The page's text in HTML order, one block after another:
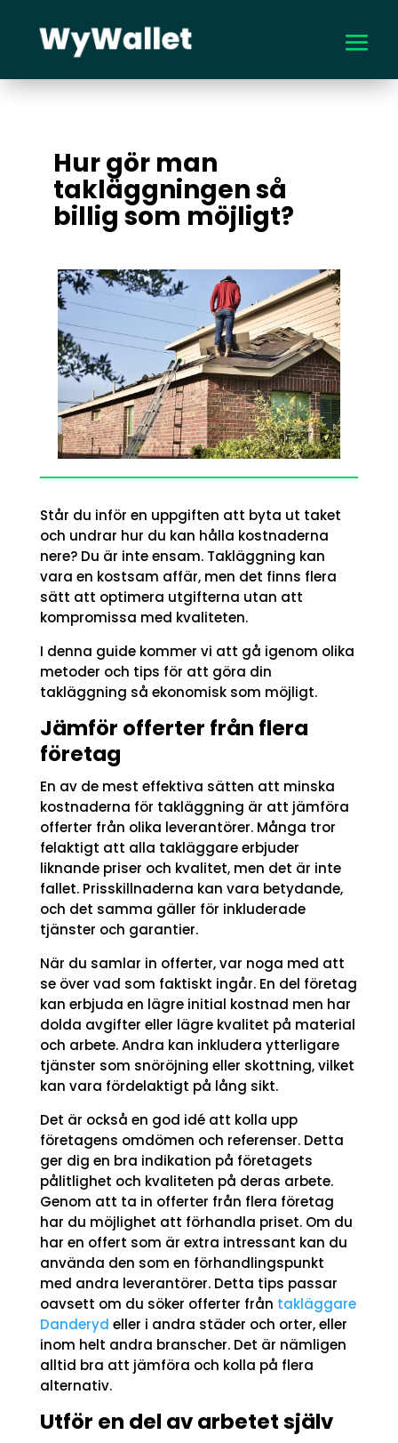
Hur gör man
takläggningen så
billig som möjligt?
Står du inför en uppgiften att byta ut taket
och undrar hur du kan hålla kostnaderna
nere? Du är inte ensam. Takläggning kan
vara en kostsam affär, men det finns flera
sätt att optimera utgifterna utan att
kompromissa med kvaliteten.
I denna guide kommer vi att gå igenom olika
metoder och tips för att göra din
takläggning så ekonomisk som möjligt.
Jämför offerter från flera
företag
En av de mest effektiva sätten att minska
kostnaderna för takläggning är att jämföra
offerter från olika leverantörer. Många tror
felaktigt att alla takläggare erbjuder
liknande priser och kvalitet, men det är inte
fallet. Prisskillnaderna kan vara betydande,
och det samma gäller för inkluderade
tjänster och garantier.
När du samlar in offerter, var noga med att
se över vad som faktiskt ingår. En del företag
kan erbjuda en lägre initial kostnad men har
dolda avgifter eller lägre kvalitet på material
och arbete. Andra kan inkludera ytterligare
tjänster som snöröjning eller skottning, vilket
kan vara fördelaktigt på lång sikt.
Det är också en god idé att kolla upp
företagens omdömen och referenser. Detta
ger dig en bra indikation på företagets
pålitlighet och kvaliteten på deras arbete.
Genom att ta in offerter från flera företag
har du möjlighet att förhandla priset. Om du
har en offert som är extra intressant kan du
använda den som en förhandlingspunkt
med andra leverantörer. Detta tips passar
oavsett om du söker offerter från takläggare
Danderyd eller i andra städer och orter, eller
inom helt andra branscher. Det är nämligen
alltid bra att jämföra och kolla på flera
alternativ.
Utför en del av arbetet själv